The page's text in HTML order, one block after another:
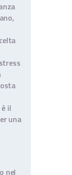
il
una
nel